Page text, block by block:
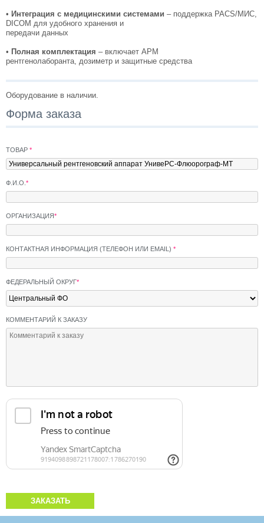
• Интеграция с медицинскими системами – поддержка PACS/МИС,
DICOM для удобного хранения и
передачи данных
• Полная комплектация – включает АРМ
рентгенолаборанта, дозиметр и защитные средства
Оборудование в наличии.
Форма заказа
ТОВАР *
Ф.И.О. *
ОРГАНИЗАЦИЯ*
КОНТАКТНАЯ ИНФОРМАЦИЯ (ТЕЛЕФОН ИЛИ EMAIL) *
ФЕДЕРАЛЬНЫЙ ОКРУГ*
КОММЕНТАРИЙ К ЗАКАЗУ
ЗАКАЗАТЬ